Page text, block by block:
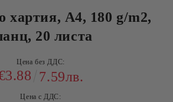
хартия, A4, 180 g/m2,
20 листа
Цена без ДДС:
7.59лв.
Цена с ДДС: